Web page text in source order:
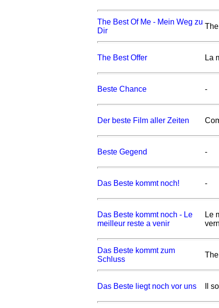
The Best Of Me - Mein Weg zu
Dir
The Best Offer La
Beste Chance -
Der beste Film aller Zeiten
Beste Gegend -
Das Beste kommt noch! -
Das Beste kommt noch - Le
meilleur reste a venir
Le
Das Beste kommt zum
Schluss
Das Beste liegt noch vor uns Il